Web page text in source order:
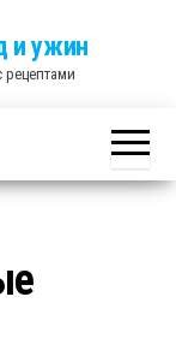
и ужин
рецептами